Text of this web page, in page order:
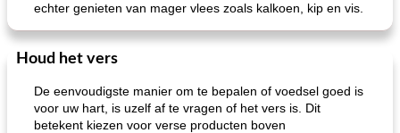
echter genieten van mager vlees zoals kalkoen, kip en vis.
Houd het vers
De eenvoudigste manier om te bepalen of voedsel goed is
voor uw hart, is uzelf af te vragen of het vers is. Dit
betekent kiezen voor verse producten boven